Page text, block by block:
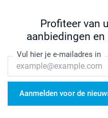
Profiteer van
aanbiedingen
Vul hier je e-mailadres in
Aanmelden voor de